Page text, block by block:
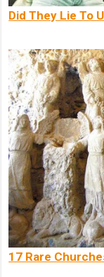
Did They Lie To
17 Rare